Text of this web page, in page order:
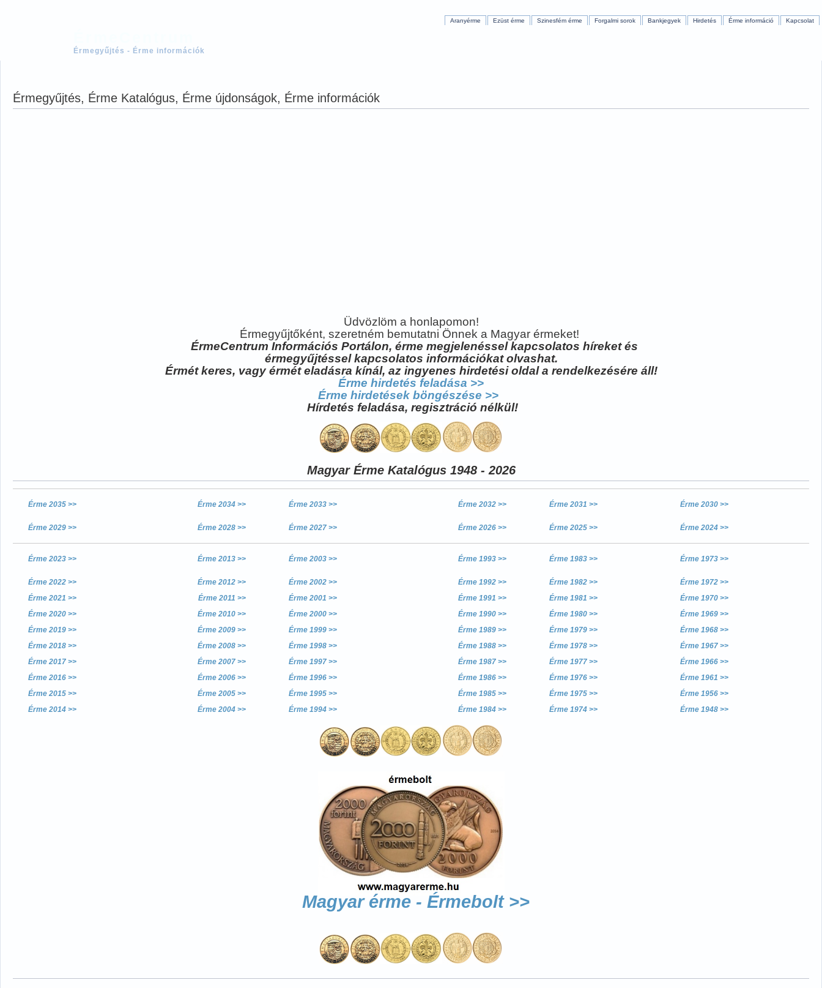
Érmegyűjtés - Érme információk
Aranyérme Ezüst érme Szinesfém érme Forgalmi sorok Bankjegyek Hirdetés Érme információ Kapcsolat
Érmegyűjtés, Érme Katalógus, Érme újdonságok, Érme információk
Üdvözlöm a honlapomon!
Érmegyűjtőként, szeretném bemutatni Önnek a Magyar érmeket!
ÉrmeCentrum Információs Portálon, érme megjelenéssel kapcsolatos híreket és
érmegyűjtéssel kapcsolatos információkat olvashat.
Érmét keres, vagy érmét eladásra kínál, az ingyenes hirdetési oldal a rendelkezésére áll!
Érme hirdetés feladása >>
Érme hirdetések böngészése >>
Hírdetés feladása, regisztráció nélkül!
Magyar Érme Katalógus 1948 - 2026
Érme 2035 >> Érme 2034 >> Érme 2033 >> Érme 2032 >> Érme 2031 >> Érme 2030 >>
Érme 2029 >> Érme 2028 >> Érme 2027 >> Érme 2026 >> Érme 2025 >> Érme 2024 >>
Érme 2023 >> Érme 2013 >> Érme 2003 >> Érme 1993 >> Érme 1983 >> Érme 1973 >>
Érme 2022 >> Érme 2012 >> Érme 2002 >> Érme 1992 >> Érme 1982 >>
Érme 1972 >>
Érme 2021 >>
Érme 2011 >> Érme 2001 >> Érme 1991 >> Érme 1981 >>
Érme 1970 >>
Érme 2020 >>
Érme 2010 >> Érme 2000 >> Érme 1990 >> Érme 1980 >>
Érme 1969 >>
Érme 2019 >>
Érme 2009 >> Érme 1999 >> Érme 1989 >> Érme 1979 >>
Érme 1968 >>
Érme 2018 >>
Érme 2008 >> Érme 1998 >> Érme 1988 >> Érme 1978 >>
Érme 1967 >>
Érme 2017 >>
Érme 2007 >> Érme 1997 >> Érme 1987 >> Érme 1977 >>
Érme 1966 >>
Érme 2016 >>
Érme 2006 >> Érme 1996 >> Érme 1986 >> Érme 1976 >>
Érme 1961 >>
Érme 2015 >>
Érme 2005 >> Érme 1995 >> Érme 1985 >> Érme 1975 >>
Érme 1956 >>
Érme 2014 >>
Érme 2004 >> Érme 1994 >> Érme 1984 >> Érme 1974 >> Érme 1948 >>
Magyar érme - Érmebolt >>